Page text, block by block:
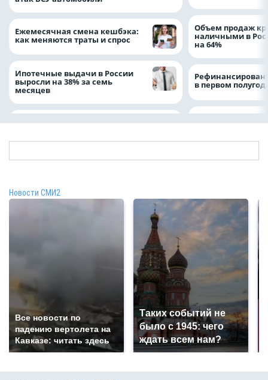
Ежемесячная смена кешбэка:
как меняются траты и спрос
Ипотечные выдачи в России
выросли на 38% за семь
месяцев
Объем продаж
наличными в
на 64%
в первом
Новости СМИ2
Все новости по
падению вертолета на
Кавказе: читать здесь
Таких событий не
было с 1945: чего
ждать всем нам?